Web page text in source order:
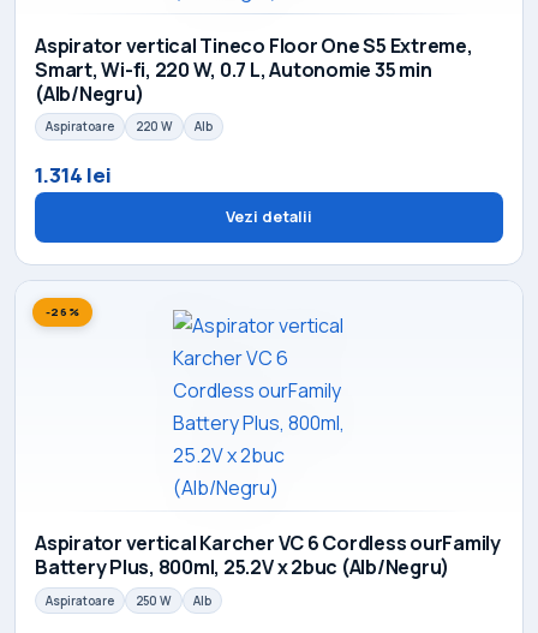
Aspirator vertical Tineco Floor One S5 Extreme,
Smart, Wi-fi, 220 W, 0.7 L, Autonomie 35 min
(Alb/Negru)
Aspiratoare 220 W Alb
1.314 lei
Vezi detalii
-26%
Aspirator vertical Karcher VC 6 Cordless ourFamily
Battery Plus, 800ml, 25.2V x 2buc (Alb/Negru)
Aspiratoare 250 W Alb